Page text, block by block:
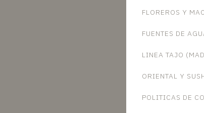
FLOREROS Y
FUENTES DE
LINEA TAJO
ORIENTAL Y
POLITICAS DE